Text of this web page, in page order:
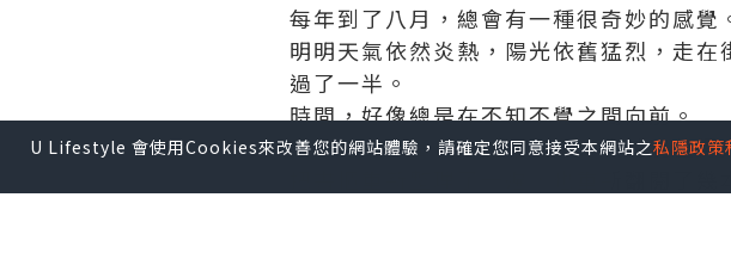
每年到了八月，總會有一種很奇妙的感覺
明明天氣依然炎熱，陽光依舊猛烈，走
過了一半。
時間，好像總是在不知不覺之間向前。
回想過去一個月，生活沒有什麼特別值
把書櫃重新整理了一遍，也重新翻閱了
U Lifestyle 會使用Cookies來改善您的網站體驗，請確定您同意接受本網站之私隱政策